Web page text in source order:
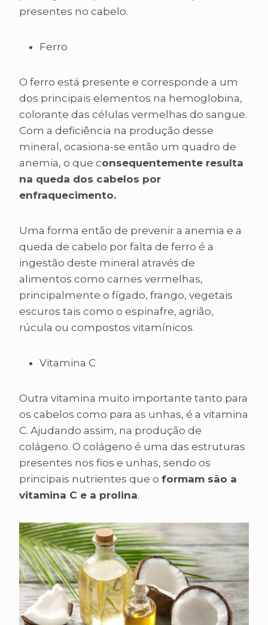
presentes no cabelo.
Ferro
O ferro está presente e corresponde a um
dos principais elementos na hemoglobina,
colorante das células vermelhas do sangue.
Com a deficiência na produção desse
mineral, ocasiona-se então um quadro de
anemia, o que consequentemente resulta
na queda dos cabelos por
enfraquecimento.
Uma forma então de prevenir a anemia e a
queda de cabelo por falta de ferro é a
ingestão deste mineral através de
alimentos como carnes vermelhas,
principalmente o fígado, frango, vegetais
escuros tais como o espinafre, agrião,
rúcula ou compostos vitamínicos.
Vitamina C
Outra vitamina muito importante tanto para
os cabelos como para as unhas, é a vitamina
C. Ajudando assim, na produção de
colágeno. O colágeno é uma das estruturas
presentes nos fios e unhas, sendo os
principais nutrientes que o formam são a
vitamina C e a prolina.